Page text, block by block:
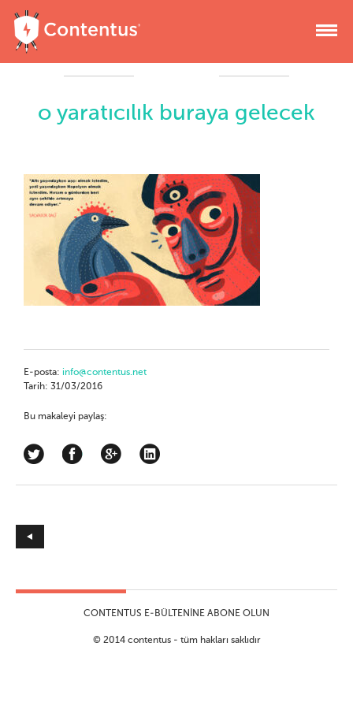
o yaratıcılık buraya gelecek
E-posta: info@contentus.net
Tarih: 31/03/2016
Bu makaleyi paylaş:
CONTENTUS E-BÜLTENINE ABONE OLUN
© 2014 contentus - tüm hakları saklıdır